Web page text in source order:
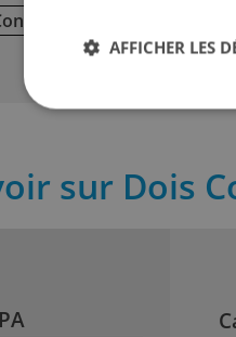
sur Dois
AFFICHER LES